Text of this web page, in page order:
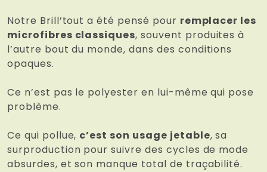
Notre Brill’tout a été pensé pour remplacer les
microfibres classiques, souvent produites à
l’autre bout du monde, dans des conditions
opaques.
Ce n’est pas le polyester en lui-même qui pose
problème.
Ce qui pollue, c’est son usage jetable, sa
surproduction pour suivre des cycles de mode
absurdes, et son manque total de traçabilité.